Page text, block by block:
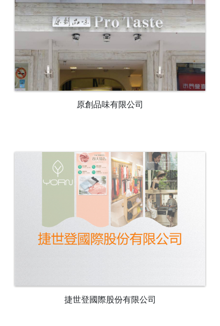
原創品味有限公司
捷世登國際股份有限公司